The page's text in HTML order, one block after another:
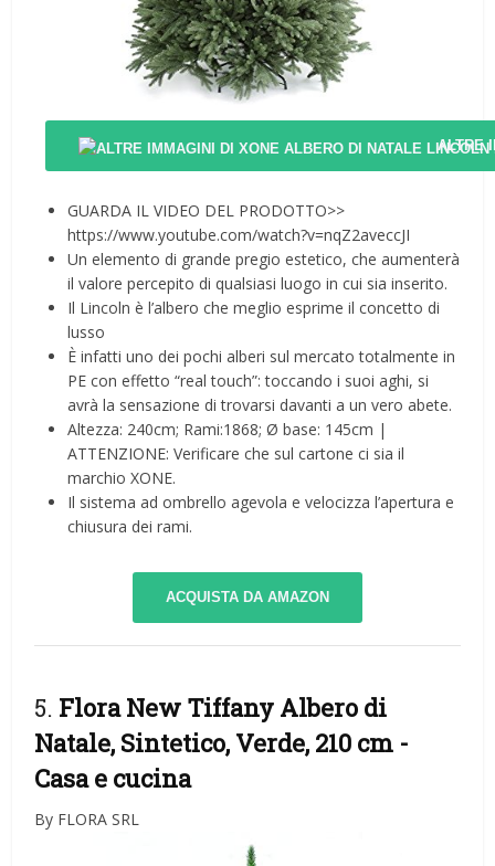
ALTRE
GUARDA IL VIDEO DEL PRODOTTO>>
https://www.youtube.com/watch?v=nqZ2aveccJI
Un elemento di grande pregio estetico, che aumenterà
il valore percepito di qualsiasi luogo in cui sia inserito.
Il Lincoln è l’albero che meglio esprime il concetto di
lusso
È infatti uno dei pochi alberi sul mercato totalmente in
PE con effetto “real touch”: toccando i suoi aghi, si
avrà la sensazione di trovarsi davanti a un vero abete.
Altezza: 240cm; Rami:1868; Ø base: 145cm |
ATTENZIONE: Verificare che sul cartone ci sia il
marchio XONE.
Il sistema ad ombrello agevola e velocizza l’apertura e
chiusura dei rami.
ACQUISTA DA AMAZON
5. Flora New Tiffany Albero di
Natale, Sintetico, Verde, 210 cm -
Casa e cucina
By FLORA SRL